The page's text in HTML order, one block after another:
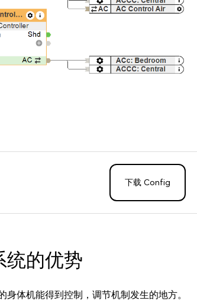
下载 Config
统的优势
体机能得到控制，调节机制发生的地方。